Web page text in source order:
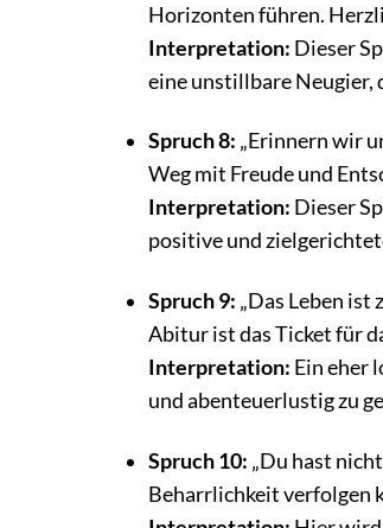
Horizonten führen.
Interpretation: Dieser
eine unstillbare
Spruch 8: „Erinnern wir
Weg mit Freude und
Interpretation: Dieser
positive und
Spruch 9: „Das Leben ist
Abitur ist das Ticket für
Interpretation: Ein eher
und abenteuerlustig zu
Spruch 10: „Du hast
Beharrlichkeit verfolgen